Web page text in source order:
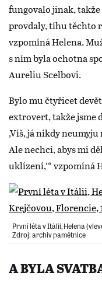
fungovalo jinak,
provdaly, tíhu těchto
vzpomíná Helena.
s ním byla ochotna
Aureliu Scelbovi.
Bylo mu čtyřicet
extrovert, takže jsme
‚Víš, já nikdy
Ale nechci, abys mi
uklízení,‘“ vzpomíná
První léta v Itálii, Helena
Zdroj: archiv pamětnice
A BYLA